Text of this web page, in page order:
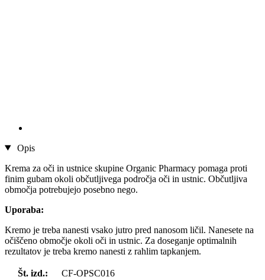
Opis
Krema za oči in ustnice skupine Organic Pharmacy pomaga proti
finim gubam okoli občutljivega področja oči in ustnic. Občutljiva
območja potrebujejo posebno nego.
Uporaba:
Kremo je treba nanesti vsako jutro pred nanosom ličil. Nanesete na
očiščeno območje okoli oči in ustnic. Za doseganje optimalnih
rezultatov je treba kremo nanesti z rahlim tapkanjem.
Št. izd.:
CF-OPSC016